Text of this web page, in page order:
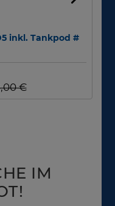
inkl. Tankpod #
€
IM